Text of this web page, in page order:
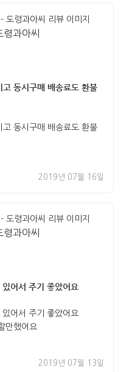
과아씨
동시구매 배송료도 환불
고 동시구매 배송료도 환불
2019년 07월 16일
과아씨
어서 주기 좋았어요
어서 주기 좋았어요
만했어요
2019년 07월 13일